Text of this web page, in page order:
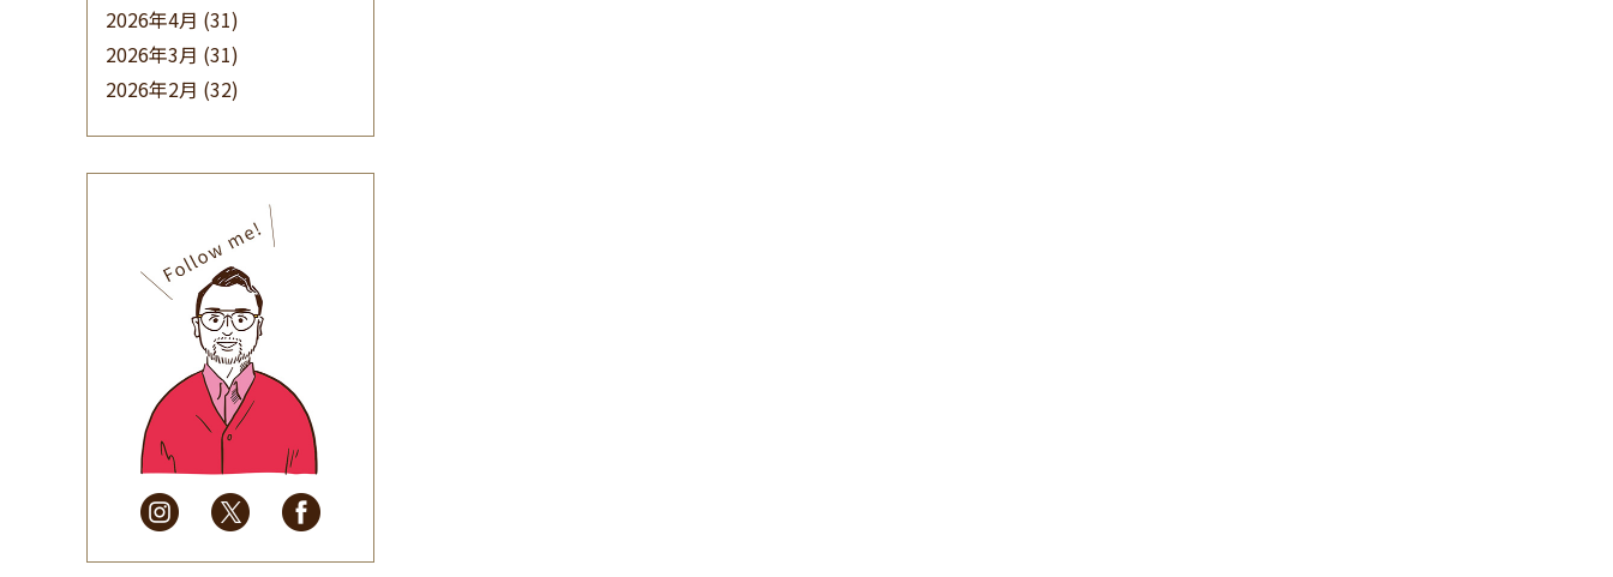
2026年4月 (31)
2026年3月 (31)
2026年2月 (32)
(32)
2025年9月(30)
2025年8月(31)
2025年7月(37)
2025年6月(48)
2025年5月
(41)
2025年4月
(32)
2025年3月(31)
2025年2月
(28)
2025年1月
(34)